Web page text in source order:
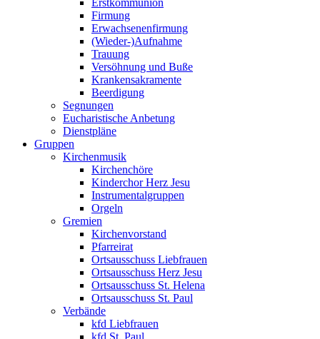
Firmung
Erwachsenenfirmung
(Wieder-)Aufnahme
Trauung
Versöhnung und Buße
Krankensakramente
Beerdigung
Segnungen
Eucharistische Anbetung
Dienstpläne
Gruppen
Kirchenmusik
Kirchenchöre
Kinderchor Herz Jesu
Instrumentalgruppen
Orgeln
Gremien
Kirchenvorstand
Pfarreirat
Ortsausschuss Liebfrauen
Ortsausschuss Herz Jesu
Ortsausschuss St. Helena
Ortsausschuss St. Paul
Verbände
kfd Liebfrauen
kfd St. Paul